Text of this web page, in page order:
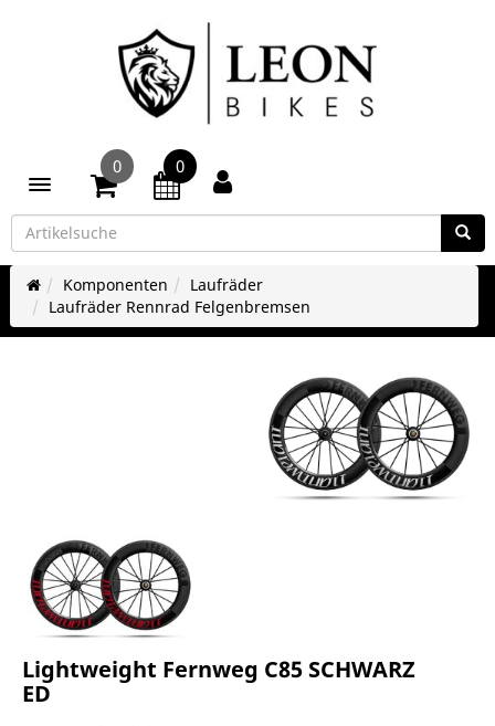
Toggle navigation
0 0
Komponenten
Laufräder
Laufräder Rennrad Felgenbremsen
Lightweight Fernweg C85 SCHWARZ
ED